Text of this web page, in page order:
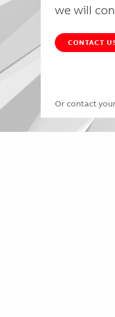
we will
CONTACT
Or contact your